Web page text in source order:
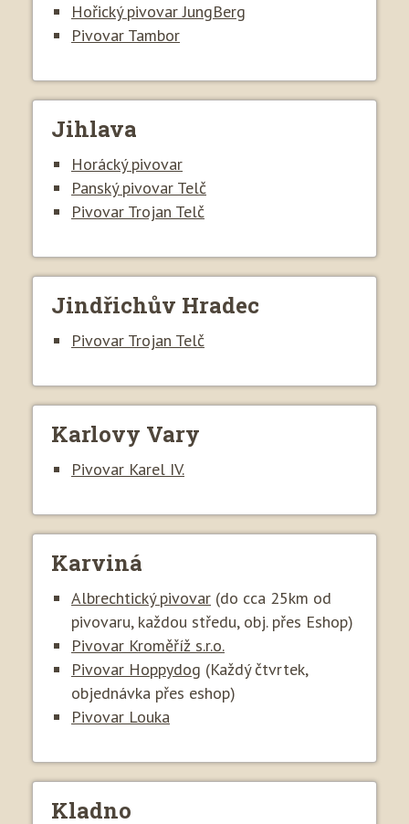
Hořický pivovar JungBerg
Pivovar Tambor
Jihlava
Horácký pivovar
Panský pivovar Telč
Pivovar Trojan Telč
Jindřichův Hradec
Pivovar Trojan Telč
Karlovy Vary
Pivovar Karel IV.
Karviná
Albrechtický pivovar (do cca 25km od
pivovaru, každou středu, obj. přes Eshop)
Pivovar Kroměříž s.r.o.
Pivovar Hoppydog (Každý čtvrtek,
objednávka přes eshop)
Pivovar Louka
Kladno